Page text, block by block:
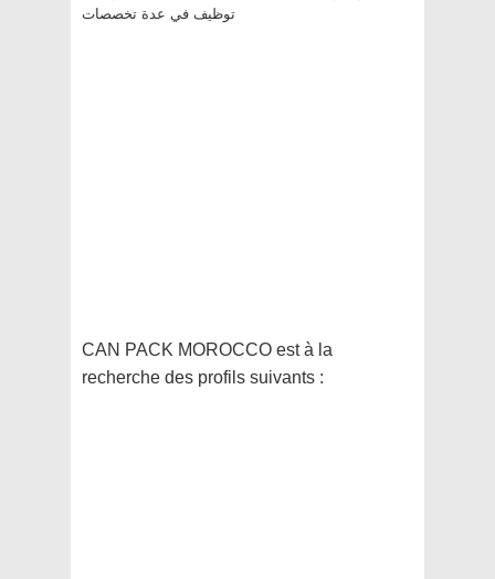
CAN PACK MOROCCO est à la
recherche des profils suivants :